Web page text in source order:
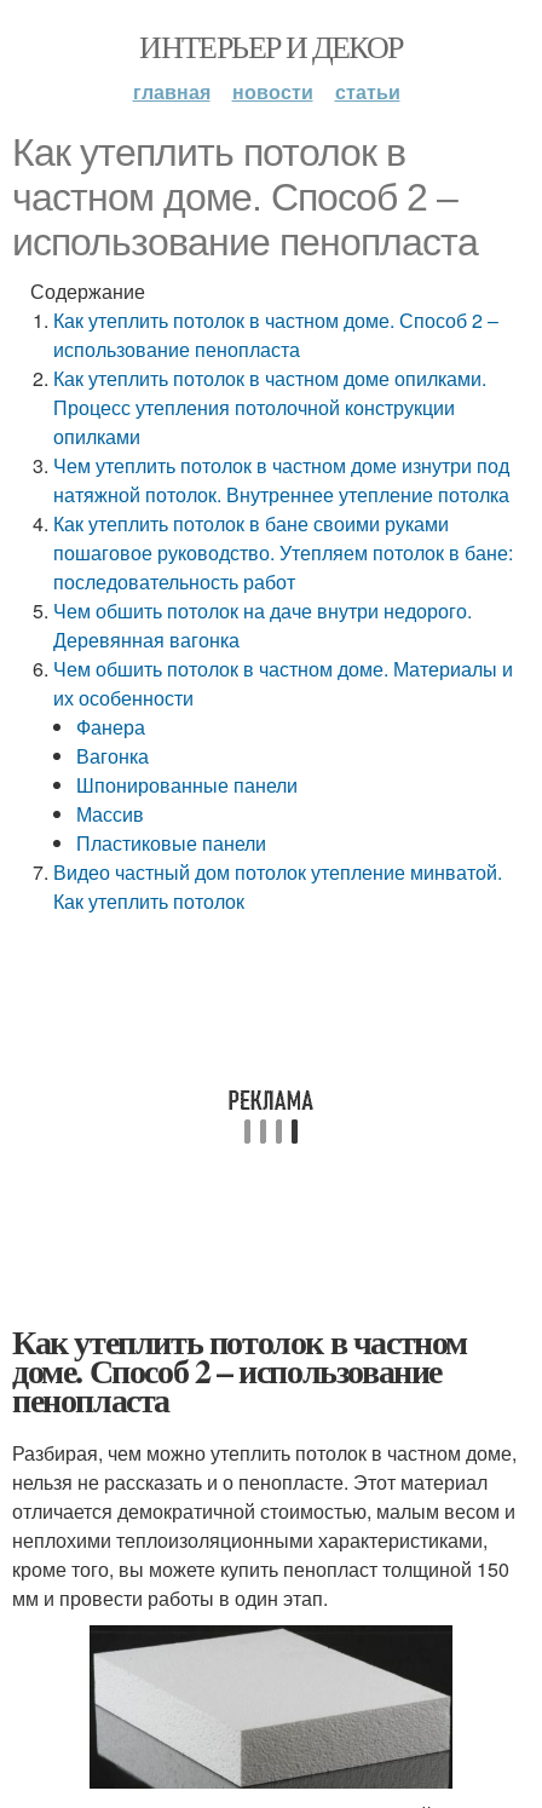
ИНТЕРЬЕР И ДЕКОР
главная новости статьи
Как утеплить потолок в
частном доме. Способ 2 –
использование пенопласта
Содержание
Как утеплить потолок в частном доме. Способ 2 –
использование пенопласта
Как утеплить потолок в частном доме опилками.
Процесс утепления потолочной конструкции
опилками
Чем утеплить потолок в частном доме изнутри под
натяжной потолок. Внутреннее утепление потолка
Как утеплить потолок в бане своими руками
пошаговое руководство. Утепляем потолок в бане:
последовательность работ
Чем обшить потолок на даче внутри недорого.
Деревянная вагонка
Чем обшить потолок в частном доме. Материалы и
их особенности
Фанера
Вагонка
Шпонированные панели
Массив
Пластиковые панели
Видео частный дом потолок утепление минватой.
Как утеплить потолок
Как утеплить потолок в частном
доме. Способ 2 – использование
пенопласта
Разбирая, чем можно утеплить потолок в частном доме,
нельзя не рассказать и о пенопласте. Этот материал
отличается демократичной стоимостью, малым весом и
неплохими теплоизоляционными характеристиками,
кроме того, вы можете купить пенопласт толщиной 150
мм и провести работы в один этап.